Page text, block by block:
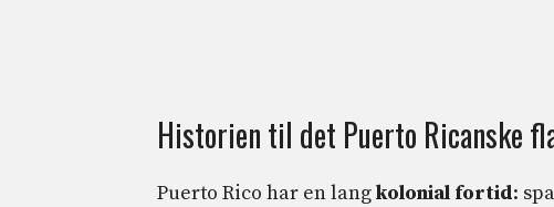
Historien til det Puerto Ricanske
Puerto Rico har en langkolonial fortid: